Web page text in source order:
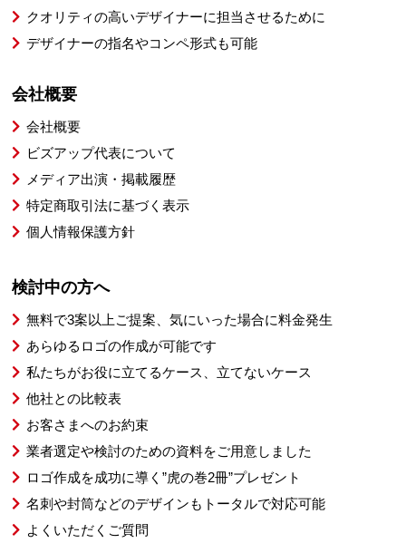
クオリティの高いデザイナーに担当させるために
デザイナーの指名やコンペ形式も可能
会社概要
会社概要
ビズアップ代表について
メディア出演・掲載履歴
特定商取引法に基づく表示
個人情報保護方針
検討中の方へ
無料で3案以上ご提案、気にいった場合に料金発生
あらゆるロゴの作成が可能です
私たちがお役に立てるケース、立てないケース
他社との比較表
お客さまへのお約束
業者選定や検討のための資料をご用意しました
ロゴ作成を成功に導く”虎の巻2冊”プレゼント
名刺や封筒などのデザインもトータルで対応可能
よくいただくご質問